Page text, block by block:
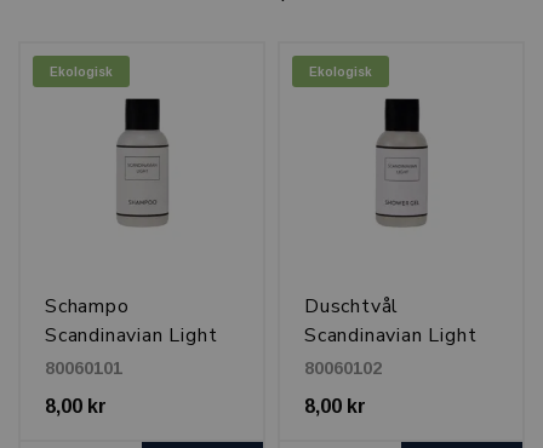
Ekologisk
Schampo
Scandinavian Light
30 ml
80060101
8,00 kr
Ekologisk
Duschtvål
Scandinavian Light
30 ml
80060102
8,00 kr